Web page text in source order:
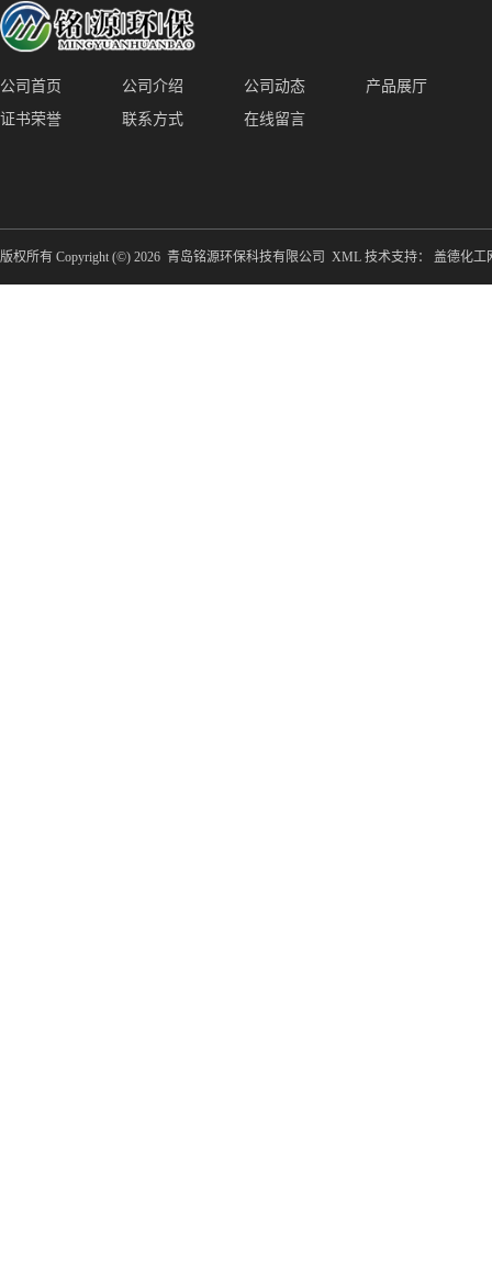
公司首页 公司介绍 公司动态
产品展厅
证书荣誉
联系方式 在线留言
版权所有 Copyright (©) 2026 青岛铭源环保科技有限公司 XML 技术支持： 盖德化工